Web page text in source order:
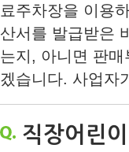
료주차장을 이용
산서를 발급받은
는지, 아니면 판
겠습니다. 사업자
직장어린